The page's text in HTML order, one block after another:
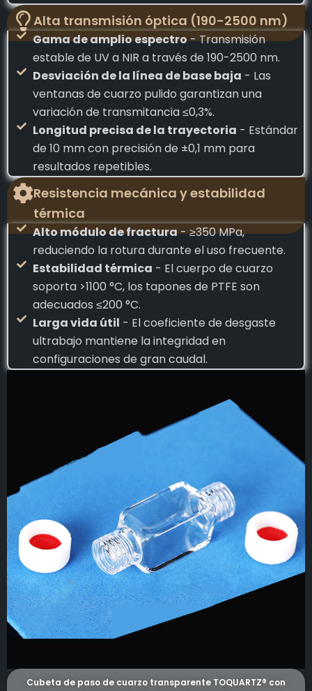
Alta transmisión óptica (190-2500 nm)
Gama de amplio espectro- Transmisión
estable de UV a NIR a través de 190-2500 nm.
Desviación de la línea de base baja - Las
ventanas de cuarzo pulido garantizan una
variación de transmitancia ≤0,3%.
Longitud precisa de la trayectoria - Estándar
de 10 mm con precisión de ±0,1 mm para
resultados repetibles.
Resistencia mecánica y estabilidad
térmica
Alto módulo de fractura- ≥350 MPa,
reduciendo la rotura durante el uso frecuente.
Estabilidad térmica - El cuerpo de cuarzo
soporta >1100 °C, los tapones de PTFE son
adecuados ≤200 °C.
Larga vida útil - El coeficiente de desgaste
ultrabajo mantiene la integridad en
configuraciones de gran caudal.
Cubeta de paso de cuarzo transparente TOQUARTZ® con